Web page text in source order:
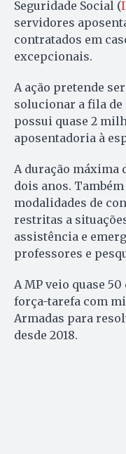
Seguridade Social (
servidores
contratados em
excepcionais.
A ação pretende
solucionar a fila de
possui quase 2
aposentadoria à
A duração máxima
dois anos.
modalidades de
restritas a
assistência e
professores e
A MP veio quase
força-tarefa com
Armadas para
desde 2018.